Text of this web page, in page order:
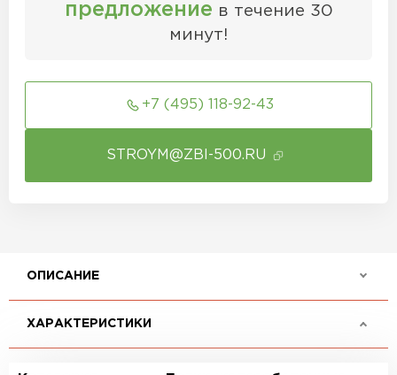
предложение в течение 30
минут!
+7 (495) 118-92-43
STROYM@ZBI-500.RU
ОПИСАНИЕ
ХАРАКТЕРИСТИКИ